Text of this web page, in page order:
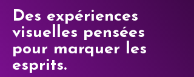
Des expériences
visuelles pensées
pour marquer les
esprits.